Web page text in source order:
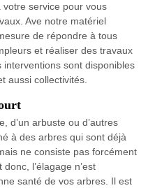
service pour vous
Ave notre matériel
de répondre à tous
et réaliser des travaux
sont disponibles
aussi collectivités.
d’un arbuste ou d’autres
à des arbres qui sont déjà
ne consiste pas forcément
l’élagage n’est
santé de vos arbres. Il est